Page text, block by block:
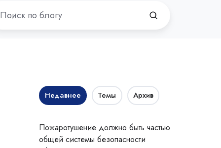
Недавнее Темы Архив
Пожаротушение должно быть частью
общей системы безопасности